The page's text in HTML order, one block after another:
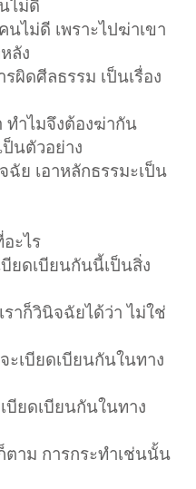
ไม่ดี
ไม่ดี เพราะไปฆ่าเขา
ลัง
ผิดศีลธรรม เป็นเรื่อง
ทำไมจึงต้องฆ่ากัน
นตัวอย่าง
ฉัย เอาหลักธรรมะเป็น
ะไร
ยดเบียนกันนี้เป็นสิ่ง
าก็วินิจฉัยได้ว่า ไม่ใช่
ะเบียดเบียนกันในทาง
บียดเบียนกันในทาง
ตาม การกระทำเช่นนั้น